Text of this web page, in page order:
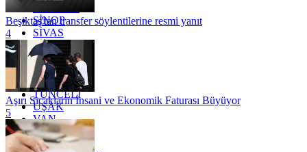
SİNOP
SİVAS
SİİRT
TEKİRDAĞ
TOKAT
TRABZON
TUNCELİ
UŞAK
VAN
YALOVA
YOZGAT
Beşiktaş'tan transfer söylentilerine resmi yanıt
4
Aşırı Sıcakların İnsani ve Ekonomik Faturası Büyüyor
5